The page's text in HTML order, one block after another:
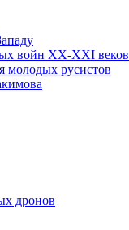
войн XX-XXI веков
молодых русистов
дронов